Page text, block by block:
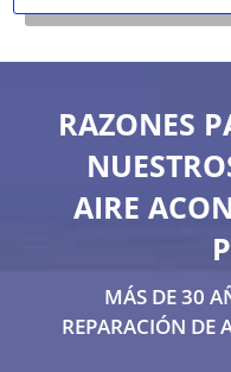
RAZONES
AIRE
MÁS DE 30
REPARACIÓN DE